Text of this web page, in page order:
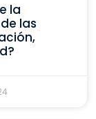
la
las